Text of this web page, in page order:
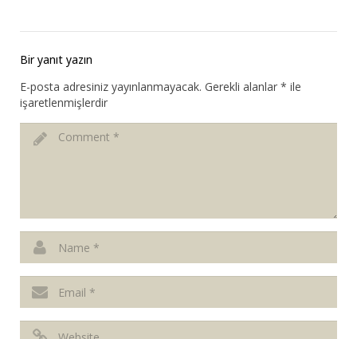
Bir yanıt yazın
E-posta adresiniz yayınlanmayacak. Gerekli alanlar * ile
işaretlenmişlerdir